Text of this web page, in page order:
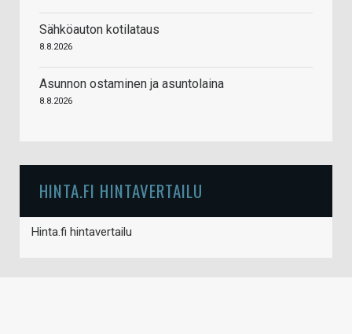
Sähköauton kotilataus
8.8.2026
Asunnon ostaminen ja asuntolaina
8.8.2026
HINTA.FI HINTAVERTAILU
Hinta.fi hintavertailu